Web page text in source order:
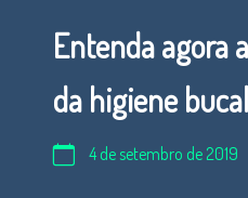
Entenda agora
da higiene
4 de setembro de 2019